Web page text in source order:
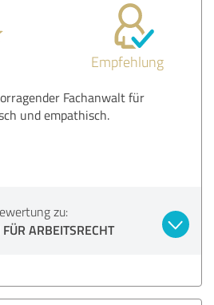
Empfehlung
Fachanwalt für
und empathisch.
zu:
ARBEITSRECHT